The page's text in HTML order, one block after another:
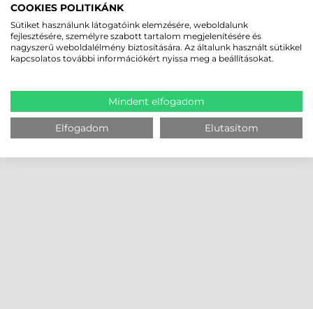
COOKIES POLITIKÁNK
Sütiket használunk látogatóink elemzésére, weboldalunk
fejlesztésére, személyre szabott tartalom megjelenítésére és
nagyszerű weboldalélmény biztosítására. Az általunk használt sütikkel
kapcsolatos további információkért nyissa meg a beállításokat.
Mindent elfogadom
Elfogadom Elutasítom